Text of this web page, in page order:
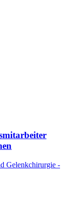
Gelenkchirurgie -